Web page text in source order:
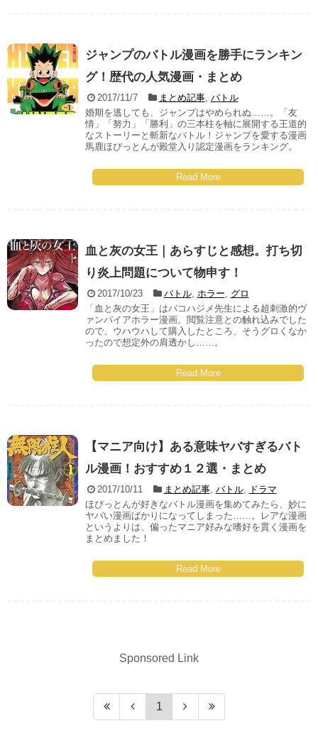
ジャンプのバトル漫画を勝手にランキン
グ！歴代の人気漫画・まとめ
2017/11/7 まとめ記事, バトル
婚期を逃しても、ジャンプはやめられぬ……。「友
情」「努力」「勝利」の三本柱を軸に展開する王道的
なストーリーと斬新なバトル！ジャンプを愛する漫画
馬鹿ほぴっとんが殿堂入り認定漫画をランキング。
Read More
血と灰の女王｜あらすじと感想。打ち切
り炎上問題について物申す！
2017/10/23 バトル, ホラー, グロ
「血と灰の女王」はバコハジメ先生による超刺激的ヴ
ァンパイアホラー漫画。閲覧注意との触れ込みでした
ので、ウハウハして購入したところ、そうグロくなか
ったので想定外の肩透かし……。
Read More
【マニア向け】ある意味ヤバすぎるバト
ル漫画！おすすめ１２選・まとめ
2017/10/11 まとめ記事, バトル, ドラマ
ほぴっとんが好きなバトル漫画を集めてみたら、妙に
ヤバい漫画ばかりになってしまった……。レアな漫画
というよりは、偏ったマニア好みな嗜好を貫く漫画を
まとめました！
Read More
Sponsored Link
1